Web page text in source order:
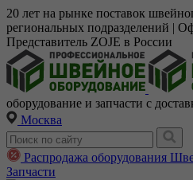
20 лет на рынке поставок
региональных подразделений |
Представитель ZOJE в России
оборудование и запчасти с
Москва
Распродажа оборудования
Запчасти